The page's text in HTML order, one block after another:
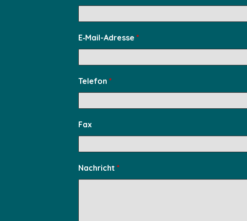
E‑Mail-Adres­se *
Tele­fon *
Fax
Nach­richt *